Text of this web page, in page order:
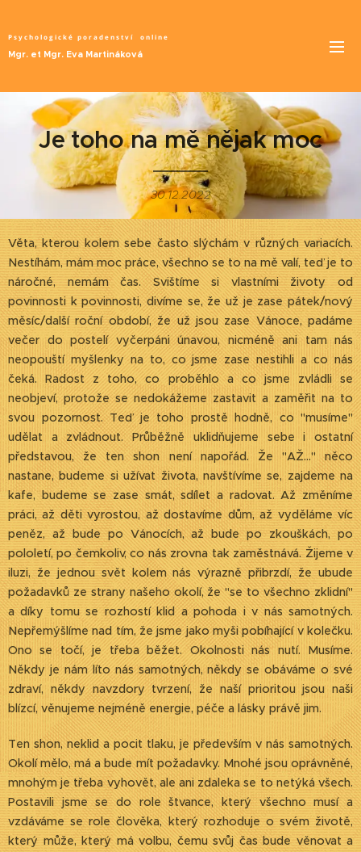
Psychologické poradenství online
Mgr. et Mgr. Eva Martináková
Je toho na mě nějak moc
30.12.2022
Věta, kterou kolem sebe často slýchám v různých variacích.
Nestíhám, mám moc práce, všechno se to na mě valí, teď je to
náročné, nemám čas. Svištíme si vlastními životy od
povinnosti k povinnosti, divíme se, že už je zase pátek/nový
měsíc/další roční období, že už jsou zase Vánoce, padáme
večer do postelí vyčerpáni únavou, nicméně ani tam nás
neopouští myšlenky na to, co jsme zase nestihli a co nás
čeká. Radost z toho, co proběhlo a co jsme zvládli se
neobjeví, protože se nedokážeme zastavit a zaměřit na to
svou pozornost. Teď je toho prostě hodně, co "musíme"
udělat a zvládnout. Průběžně uklidňujeme sebe i ostatní
představou, že ten shon není napořád. Že "AŽ..." něco
nastane, budeme si užívat života, navštívíme se, zajdeme na
kafe, budeme se zase smát, sdílet a radovat. Až změníme
práci, až děti vyrostou, až dostavíme dům, až vyděláme víc
peněz, až bude po Vánocích, až bude po zkouškách, po
pololetí, po čemkoliv, co nás zrovna tak zaměstnává. Žijeme v
iluzi, že jednou svět kolem nás výrazně přibrzdí, že ubude
požadavků ze strany našeho okolí, že "se to všechno zklidní"
a díky tomu se rozhostí klid a pohoda i v nás samotných.
Nepřemýšlíme nad tím, že jsme jako myši pobíhající v kolečku.
Ono se točí, je třeba běžet. Okolnosti nás nutí. Musíme.
Někdy je nám líto nás samotných, někdy se obáváme o své
zdraví, někdy navzdory tvrzení, že naší prioritou jsou naši
blízcí, věnujeme nejméně energie, péče a lásky právě jim.
Ten shon, neklid a pocit tlaku, je především v nás samotných.
Okolí mělo, má a bude mít požadavky. Mnohé jsou oprávněné,
mnohým je třeba vyhovět, ale ani zdaleka se to netýká všech.
Postavili jsme se do role štvance, který všechno musí a
vzdáváme se role člověka, který rozhoduje o svém životě,
který může, který má volbu, čemu svůj čas bude věnovat a